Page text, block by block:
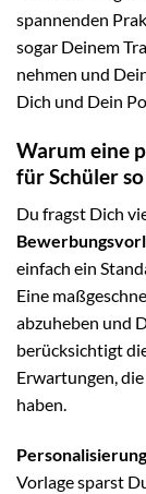
spannenden
sogar Deinem
nehmen und
Dich und Dein
Warum eine
für Schüler
Du fragst Dich
einfach ein
Eine
abzuheben und
berücksichtigt
Erwartungen,
haben.
Vorlage sparst